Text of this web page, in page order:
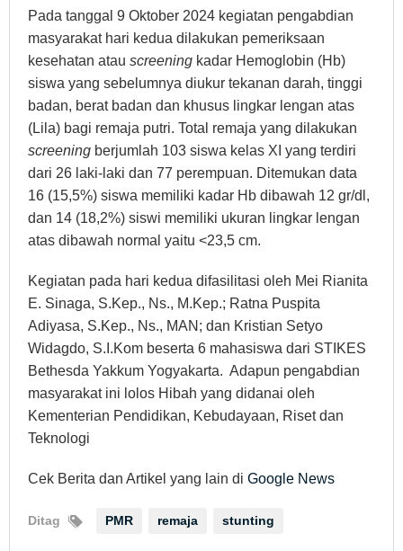
Pada tanggal 9 Oktober 2024 kegiatan pengabdian
masyarakat hari kedua dilakukan pemeriksaan
kesehatan atau screening kadar Hemoglobin (Hb)
siswa yang sebelumnya diukur tekanan darah, tinggi
badan, berat badan dan khusus lingkar lengan atas
(Lila) bagi remaja putri. Total remaja yang dilakukan
screening berjumlah 103 siswa kelas XI yang terdiri
dari 26 laki-laki dan 77 perempuan. Ditemukan data
16 (15,5%) siswa memiliki kadar Hb dibawah 12 gr/dl,
dan 14 (18,2%) siswi memiliki ukuran lingkar lengan
atas dibawah normal yaitu <23,5 cm.
Kegiatan pada hari kedua difasilitasi oleh Mei Rianita
E. Sinaga, S.Kep., Ns., M.Kep.; Ratna Puspita
Adiyasa, S.Kep., Ns., MAN; dan Kristian Setyo
Widagdo, S.I.Kom beserta 6 mahasiswa dari STIKES
Bethesda Yakkum Yogyakarta. Adapun pengabdian
masyarakat ini lolos Hibah yang didanai oleh
Kementerian Pendidikan, Kebudayaan, Riset dan
Teknologi
Cek Berita dan Artikel yang lain di Google News
Ditag PMR remaja stunting